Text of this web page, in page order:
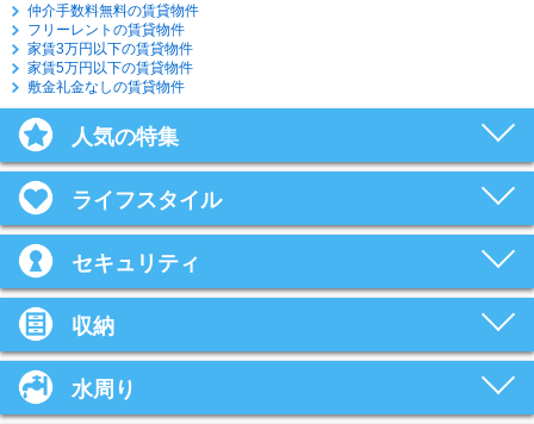
仲介手数料無料の賃貸物件
フリーレントの賃貸物件
家賃3万円以下の賃貸物件
家賃5万円以下の賃貸物件
敷金礼金なしの賃貸物件
人気の特集
ライフスタイル
セキュリティ
収納
水周り